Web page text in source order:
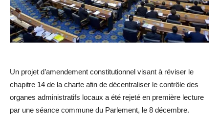
Un projet d’amendement constitutionnel visant à réviser le
chapitre 14 de la charte afin de décentraliser le contrôle des
organes administratifs locaux a été rejeté en première lecture
par une séance commune du Parlement, le 8 décembre.